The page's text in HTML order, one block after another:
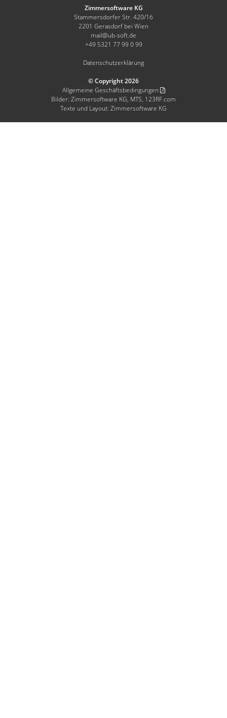
Zimmersoftware KG
Stammersdorfer Str. 420/16
2201 Gerasdorf bei Wien
mail@ub-soft.de
+49 5321 77 99 0 99
Datenschutzerklärung
© Copyright 2026
Allgemeine Geschäftsbedingungen
Bilder: Zimmersoftware KG, MTS, 123RF.com
Texte und Layout: Zimmersoftware KG